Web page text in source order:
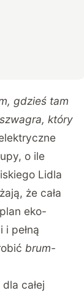
gdzieś tam
który
o ile
Lidla
że cała
eko-
pełną
brum-
całej